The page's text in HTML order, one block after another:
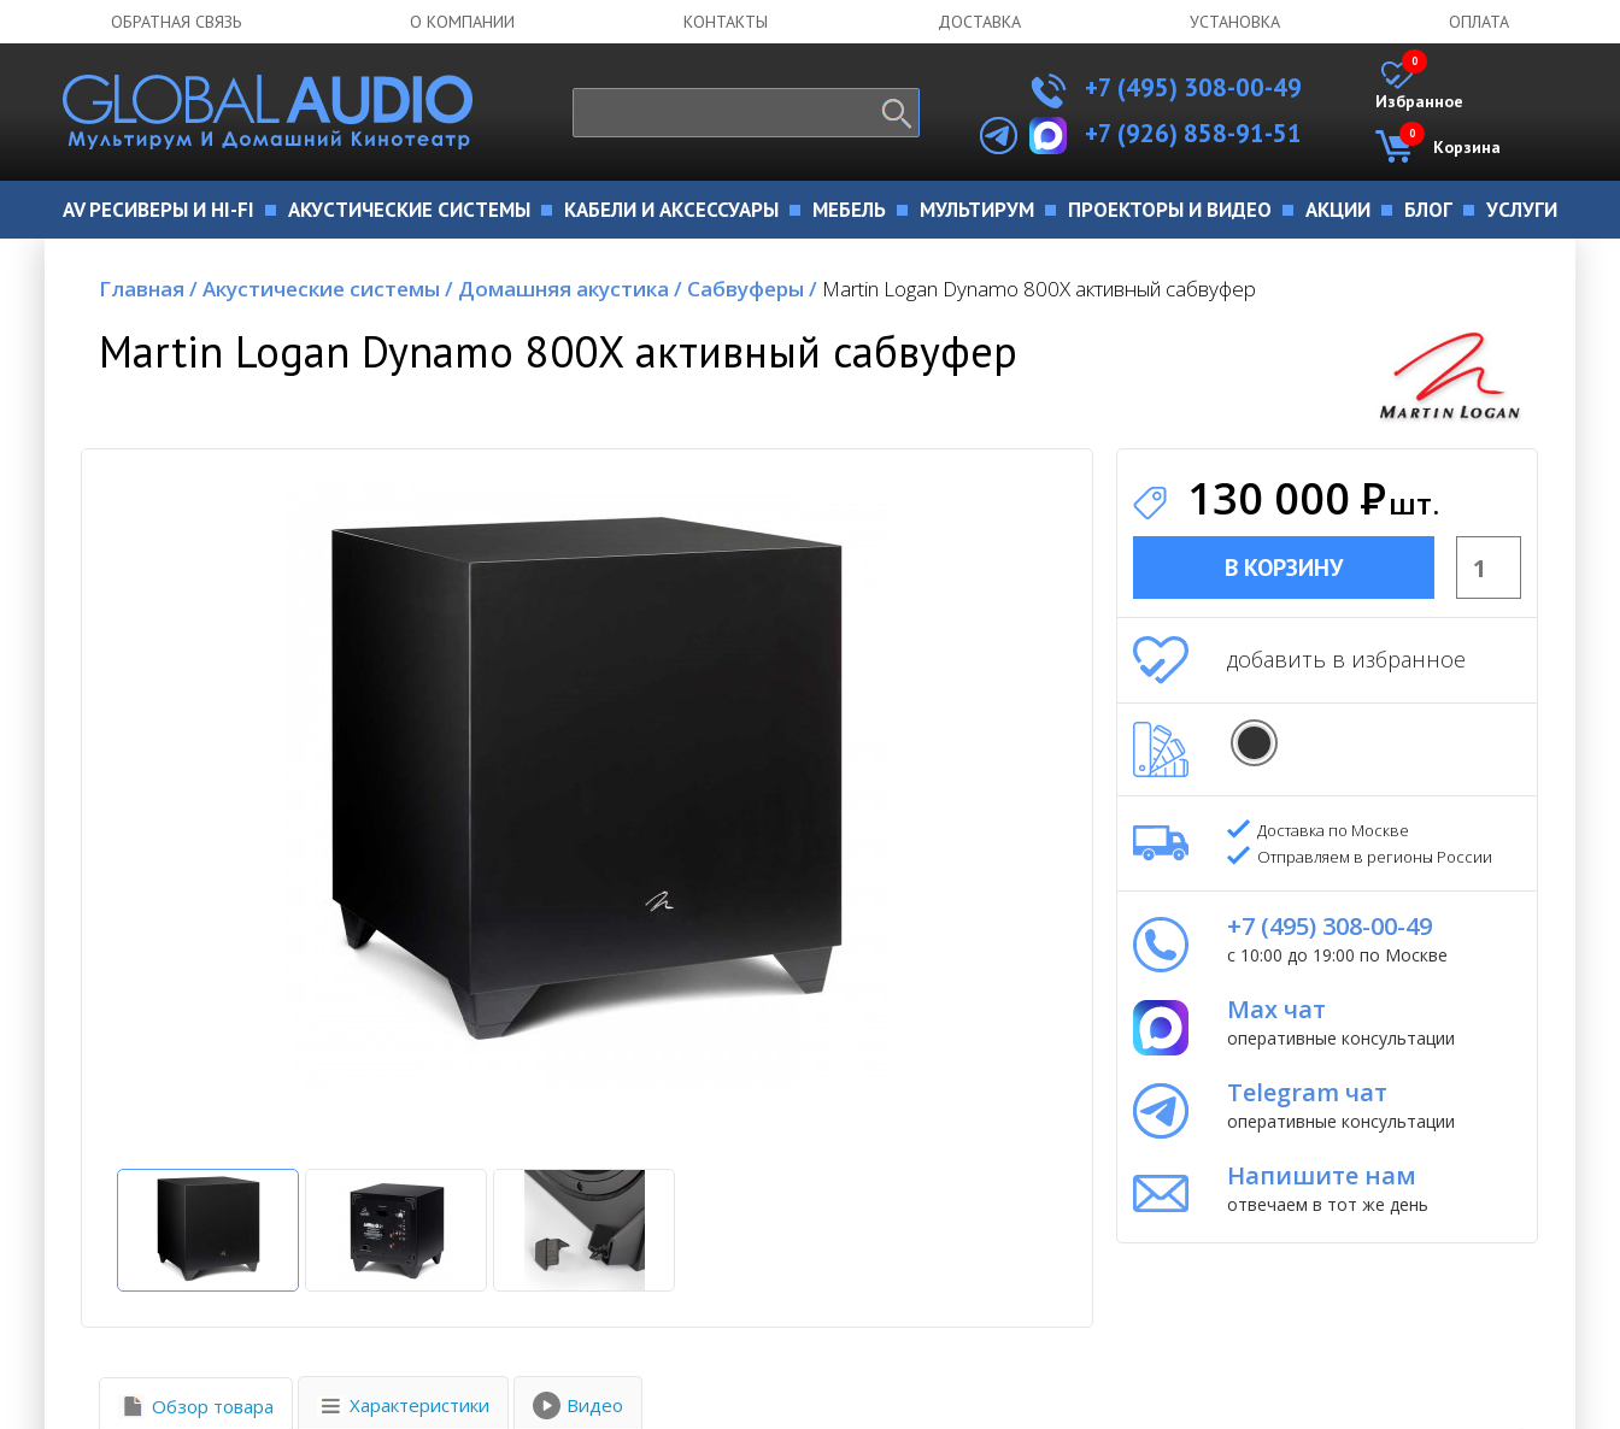
ОБРАТНАЯ СВЯЗЬ О КОМПАНИИ КОНТАКТЫ ДОСТАВКА УСТАНОВКА ОПЛАТА
+7 (495) 308-00-49
+7 (926) 858-91-51
Избранное
0
Корзина
0
AV РЕСИВЕРЫ И HI-FI АКУСТИЧЕСКИЕ СИСТЕМЫ КАБЕЛИ И АКСЕССУАРЫ МЕБЕЛЬ МУЛЬТИРУМ ПРОЕКТОРЫ И ВИДЕО АКЦИИ БЛОГ УСЛУГИ
Главная /Акустические системы / Домашняя акустика / Сабвуферы / Martin Logan Dynamo 800X активный сабвуфер
Martin Logan Dynamo 800X активный сабвуфер
130 000 Ршт.
В КОРЗИНУ
добавить в избранное
Доставка по Москве
Отправляем в регионы России
+7 (495) 308-00-49
с 10:00 до 19:00 по Москве
Max чат
оперативные консультации
Telegram чат
оперативные консультации
Напишите нам
отвечаем в тот же день
Обзор товара Характеристики Видео